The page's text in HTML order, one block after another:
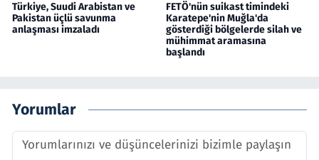
Türkiye, Suudi Arabistan ve
Pakistan üçlü savunma
anlaşması imzaladı
FETÖ'nün suikast timindeki
Karatepe'nin Muğla'da
gösterdiği bölgelerde silah ve
mühimmat aramasına
başlandı
Yorumlar